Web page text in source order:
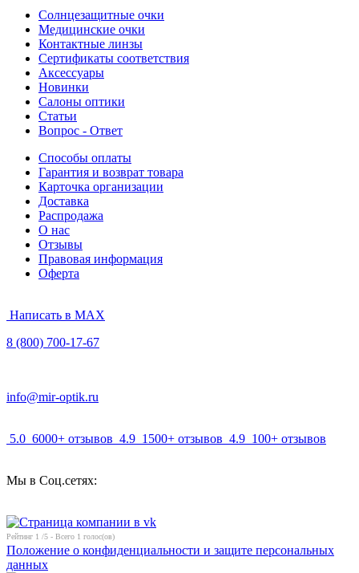
Солнцезащитные очки
Медицинские очки
Контактные линзы
Сертификаты соответствия
Аксессуары
Новинки
Салоны оптики
Статьи
Вопрос - Ответ
Способы оплаты
Гарантия и возврат товара
Карточка организации
Доставка
Распродажа
О нас
Отзывы
Правовая информация
Оферта
Написать в MAX
8 (800) 700-17-67
info@mir-optik.ru
5.0 6000+ отзывов 4.9 1500+ отзывов 4.9 100+ отзывов
Мы в Соц.сетях:
Рейтинг 1 /5 - Всего 1 голос(ов)
Положение о конфиденциальности и защите персональных
данных